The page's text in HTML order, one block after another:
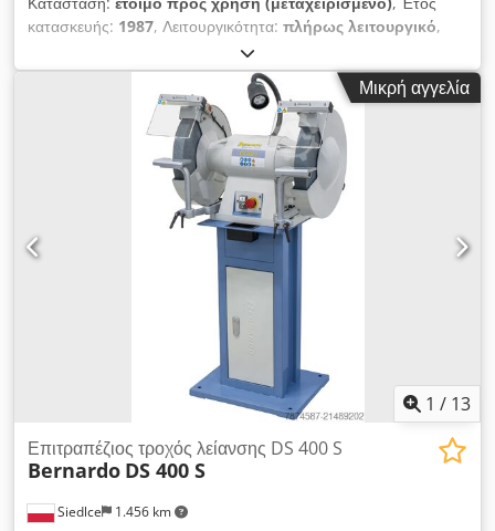
κατασκευής: 1987, Λειτουργικότητα: πλήρως λειτουργικό,
αριθμός μηχανήματος/οχήματος:
κιλ, ύψος τεμαχίου εργασίας (μέγ.):25 χιλ., μέγιστη διάμετρος
κατεργαζομένου τεμαχίου:
60 χιλ., ΤΕΧΝΙΚΑ ΣΤΟΙΧΕΙΑ
Cedpfxoyhn Dls Am Eorf Διάμετρος τεμαχίου: 5 - 60 mm
Μέγιστο ύψος τεμαχίου: 1 - 25 mm Αριθμός κεφαλών λείανσης:
2 Διάταξη: Διπλής όψεως (πάνω, κάτω) Εξωτερική διάμετρος
τροχού λείανσης: 457 mm Ταχύτητα περιστροφής τροχού: 24
m/s ΛΕΠΤΟΜΕΡΕΙΕΣ ΜΗΧΑΝΗΜΑΤΟΣ Τάση: 380 V Ισχύς
κινητήρα λείανσης: 2 x 15 kW Διαστάσεις & Βάρος Διαστάσεις
(Μ x Π x Υ): 4.000 x 3.000 x 2.700 mm Βάρος μηχανήματος:
Μικρή αγγελία
1 / 13
Siedlce 1.456 km
Επιτραπέζιος τροχός λείανσης DS 400 S
Bernardo DS 400 S